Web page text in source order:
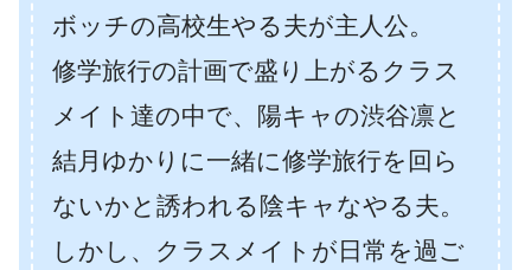
ボッチの高校生やる夫が主人公。
修学旅行の計画で盛り上がるクラス
メイト達の中で、陽キャの渋谷凛と
結月ゆかりに一緒に修学旅行を回ら
ないかと誘われる陰キャなやる夫。
しかし、クラスメイトが日常を過ご